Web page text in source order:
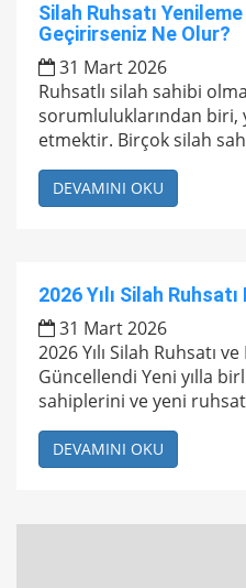
Silah Ruhsatı
Geçirirseniz Ne Olur?
31 Mart 2026
Ruhsatlı silah sahibi
sorumluluklarından biri,
etmektir. Birçok silah
DEVAMINI OKU
2026 Yılı Silah
31 Mart 2026
2026 Yılı Silah Ruhsatı
Güncellendi Yeni yılla
sahiplerini ve yeni
DEVAMINI OKU